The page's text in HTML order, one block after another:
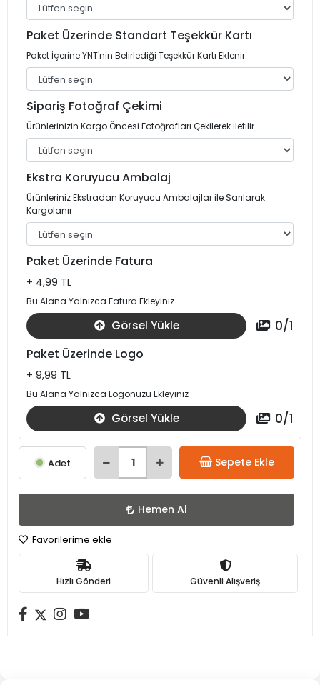
Paket Üzerinde Standart Teşekkür Kartı
Paket İçerine YNT'nin Belirlediği Teşekkür Kartı Eklenir
Sipariş Fotoğraf Çekimi
Ürünlerinizin Kargo Öncesi Fotoğrafları Çekilerek İletilir
Ekstra Koruyucu Ambalaj
Ürünleriniz Ekstradan Koruyucu Ambalajlar ile Sarılarak
Kargolanır
Paket Üzerinde Fatura
+ 4,99 TL
Bu Alana Yalnızca Fatura Ekleyiniz
Görsel Yükle 0/1
Paket Üzerinde Logo
+ 9,99 TL
Bu Alana Yalnızca Logonuzu Ekleyiniz
Görsel Yükle 0/1
Adet Sepete Ekle
Hemen Al
Favorilerime ekle
Hızlı Gönderi Güvenli Alışveriş